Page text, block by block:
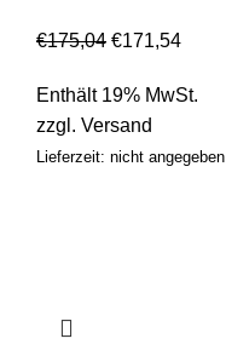
€175,04 €171,54
Enthält 19% MwSt.
zzgl. Versand
Lieferzeit: nicht angegeben